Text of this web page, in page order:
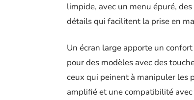
limpide, avec un menu épuré,
détails qui facilitent la prise en
Un écran large apporte un
pour des modèles avec des
ceux qui peinent à manipuler les
amplifié et une compatibilité